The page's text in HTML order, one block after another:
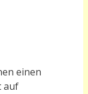
einen
auf